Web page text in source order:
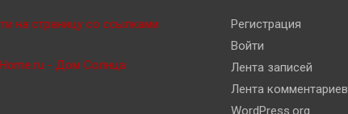
на страницу со ссылками
Регистрация
Войти
Лента записей
Лента комментариев
WordPress.org